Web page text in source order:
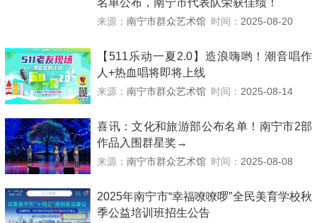
名单公布，南宁市代表队荣获佳绩！
来源：南宁市群众艺术馆 时间： 2025-08-20
【511乐动一夏2.0】造浪嗨哟！潮音唱作
人+热血唱将即将上线
来源：南宁市群众艺术馆 时间： 2025-08-14
喜讯：文化和旅游部公布名单！南宁市2部
作品入围群星奖→
来源：南宁市群众艺术馆 时间： 2025-08-08
2025年南宁市“幸福嘹嘹啰”全民美育学校秋
季公益培训班招生公告